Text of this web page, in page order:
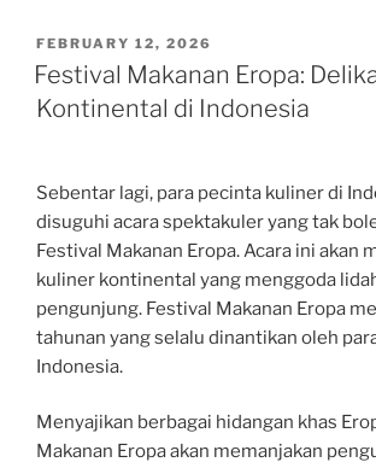
POSTED
ON
FEBRUARY 12, 2026
Festival Makanan Eropa:
Kontinental di Indonesia
Sebentar lagi, para pecinta kuliner di
disuguhi acara spektakuler yang tak
Festival Makanan Eropa. Acara ini akan
kuliner kontinental yang menggoda
pengunjung. Festival Makanan Eropa
tahunan yang selalu dinantikan oleh
Indonesia.
Menyajikan berbagai hidangan khas
Makanan Eropa akan memanjakan